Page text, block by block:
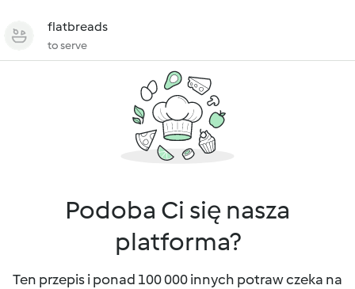
flatbreads
to serve
Podoba Ci się nasza
platforma?
Ten przepis i ponad 100 000 innych potraw czeka na